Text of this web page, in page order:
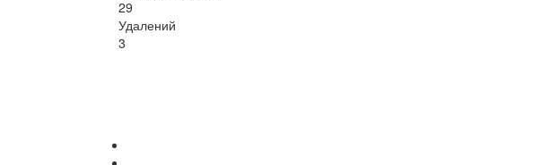
29
Удалений
3